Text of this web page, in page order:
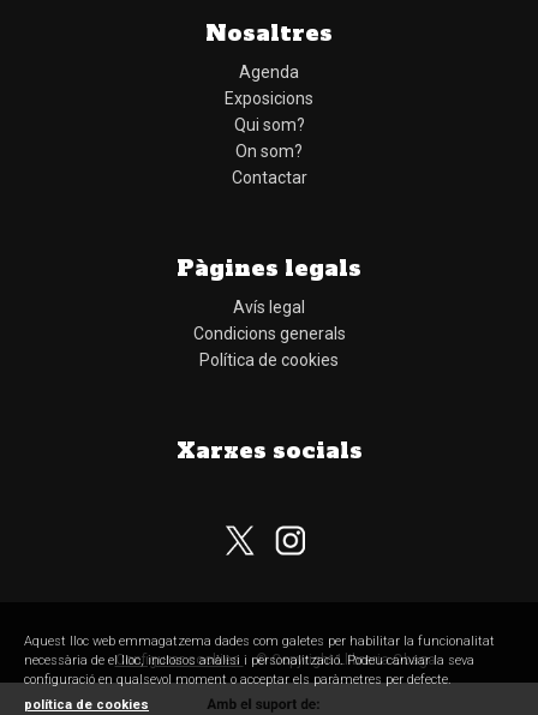
Nosaltres
Agenda
Exposicions
Qui som?
On som?
Contactar
Pàgines legals
Avís legal
Condicions generals
Política de cookies
Xarxes socials
Configurar cookies © Copyright Llibreria Obaga
Aquest lloc web emmagatzema dades com galetes per habilitar la funcionalitat
necessària de el lloc, inclosos anàlisi i personalització. Podeu canviar la seva
configuració en qualsevol moment o acceptar els paràmetres per defecte.
política de cookies
Subscriu-te al nostre butlletí